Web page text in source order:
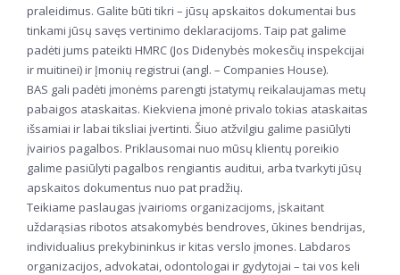
praleidimus. Galite būti tikri – jūsų apskaitos dokumentai bus
tinkami jūsų savęs vertinimo deklaracijoms. Taip pat galime
padėti jums pateikti HMRC (Jos Didenybės mokesčių inspekcijai
ir muitinei) ir Įmonių registrui (angl. – Companies House).
BAS gali padėti įmonėms parengti įstatymų reikalaujamas metų
pabaigos ataskaitas. Kiekviena įmonė privalo tokias ataskaitas
išsamiai ir labai tiksliai įvertinti. Šiuo atžvilgiu galime pasiūlyti
įvairios pagalbos. Priklausomai nuo mūsų klientų poreikio
galime pasiūlyti pagalbos rengiantis auditui, arba tvarkyti jūsų
apskaitos dokumentus nuo pat pradžių.
Teikiame paslaugas įvairioms organizacijoms, įskaitant
uždarąsias ribotos atsakomybės bendroves, ūkines bendrijas,
individualius prekybininkus ir kitas verslo įmones. Labdaros
organizacijos, advokatai, odontologai ir gydytojai – tai vos keli